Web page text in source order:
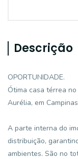
Descrição
OPORTUNIDADE.
Ótima casa térrea no
Aurélia, em
A parte interna do
distribuição,
ambientes. São no